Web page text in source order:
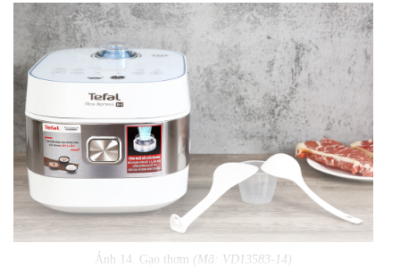
Ảnh 14. Gạo thơm (Mã: VD13583-14)